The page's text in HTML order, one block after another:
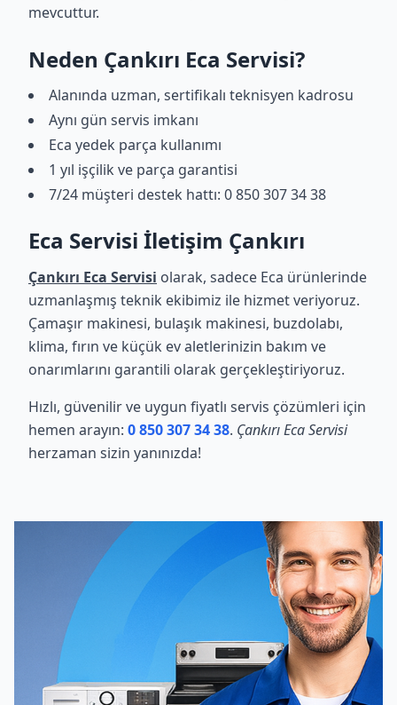
mevcuttur.
Neden Çankırı Eca Servisi?
Alanında uzman, sertifikalı teknisyen kadrosu
Aynı gün servis imkanı
Eca yedek parça kullanımı
1 yıl işçilik ve parça garantisi
7/24 müşteri destek hattı: 0 850 307 34 38
Eca Servisi İletişim Çankırı
Çankırı Eca Servisi olarak, sadece Eca ürünlerinde
uzmanlaşmış teknik ekibimiz ile hizmet veriyoruz.
Çamaşır makinesi, bulaşık makinesi, buzdolabı,
klima, fırın ve küçük ev aletlerinizin bakım ve
onarımlarını garantili olarak gerçekleştiriyoruz.
Hızlı, güvenilir ve uygun fiyatlı servis çözümleri için
hemen arayın: 0 850 307 34 38. Çankırı Eca Servisi
herzaman sizin yanınızda!